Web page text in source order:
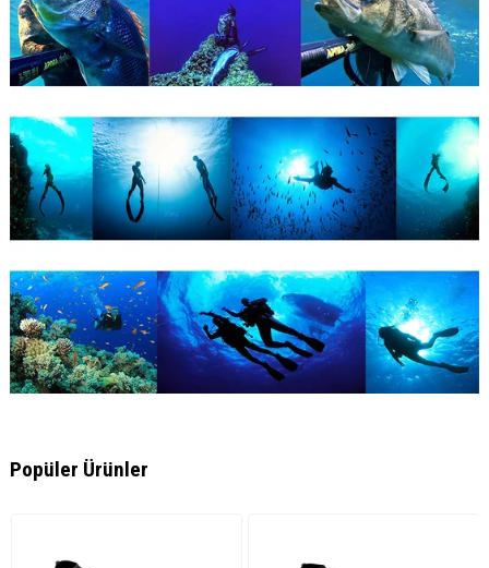
Popüler Ürünler